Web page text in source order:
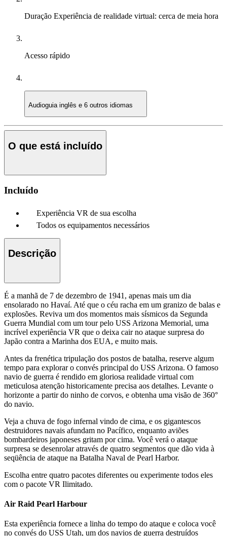
Duração Experiência de realidade virtual: cerca de meia hora
Acesso rápido
Audioguia inglês e 6 outros idiomas
O que está incluído
Incluído
Experiência VR de sua escolha
Todos os equipamentos necessários
Descrição
É a manhã de 7 de dezembro de 1941, apenas mais um dia
ensolarado no Havaí. Até que o céu racha em um granizo de balas e
explosões. Reviva um dos momentos mais sísmicos da Segunda
Guerra Mundial com um tour pelo USS Arizona Memorial, uma
incrível experiência VR que o deixa cair no ataque surpresa do
Japão contra a Marinha dos EUA, e muito mais.
Antes da frenética tripulação dos postos de batalha, reserve algum
tempo para explorar o convés principal do USS Arizona. O famoso
navio de guerra é rendido em gloriosa realidade virtual com
meticulosa atenção historicamente precisa aos detalhes. Levante o
horizonte a partir do ninho de corvos, e obtenha uma visão de 360°
do navio.
Veja a chuva de fogo infernal vindo de cima, e os gigantescos
destruidores navais afundam no Pacífico, enquanto aviões
bombardeiros japoneses gritam por cima. Você verá o ataque
surpresa se desenrolar através de quatro segmentos que dão vida à
seqüência de ataque na Batalha Naval de Pearl Harbor.
Escolha entre quatro pacotes diferentes ou experimente todos eles
com o pacote VR Ilimitado.
Air Raid Pearl Harbour
Esta experiência fornece a linha do tempo do ataque e coloca você
no convés do USS Utah, um dos navios de guerra destruídos